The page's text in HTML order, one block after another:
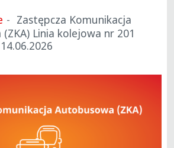
Zastępcza Komunikacja
Linia kolejowa nr 201